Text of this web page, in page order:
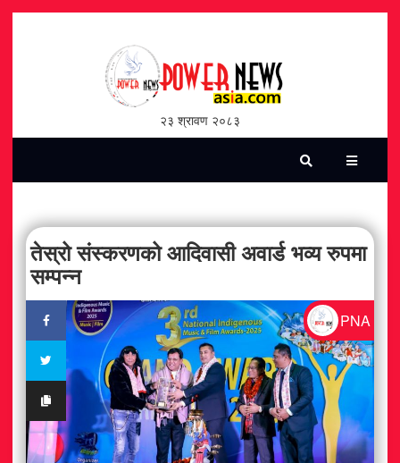
२३ श्रावण २०८३
पत्रिका
समाचार
सामाजिक
शन्ती / सुरक्षा
विचार / विमर्श
अटोमोबाइल
आर्थिक
तेस्रो संस्करणको आदिवासी अवार्ड भव्य रुपमा
सम्पन्न
PNA